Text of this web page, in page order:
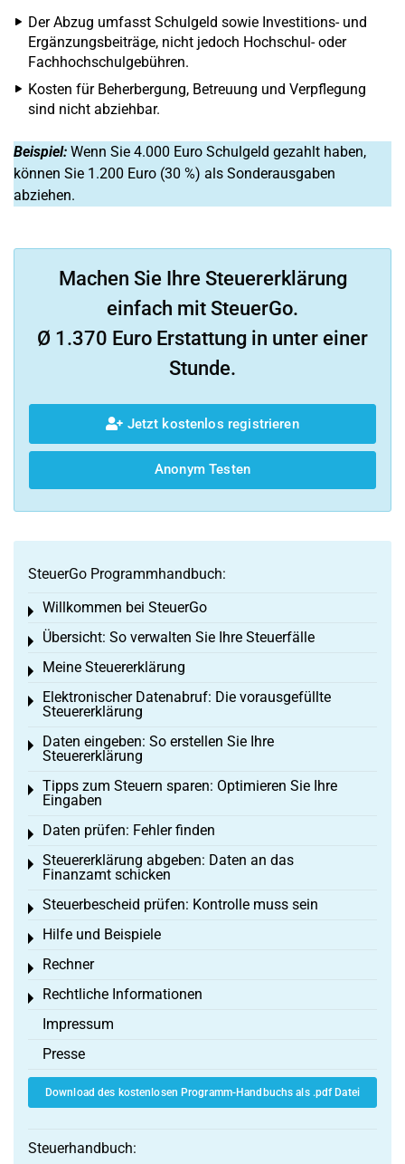
Der Abzug umfasst Schulgeld sowie Investitions- und
Ergänzungsbeiträge, nicht jedoch Hochschul- oder
Fachhochschulgebühren.
Kosten für Beherbergung, Betreuung und Verpflegung
sind nicht abziehbar.
Beispiel: Wenn Sie 4.000 Euro Schulgeld gezahlt haben,
können Sie 1.200 Euro (30 %) als Sonderausgaben
abziehen.
Machen Sie Ihre Steuererklärung
einfach mit SteuerGo.
Ø 1.370 Euro Erstattung in unter einer
Stunde.
Jetzt kostenlos registrieren
Anonym Testen
SteuerGo Programmhandbuch:
Willkommen bei SteuerGo
Toggle menu
Übersicht: So verwalten Sie Ihre Steuerfälle
Toggle menu
Meine Steuererklärung
Toggle menu
Elektronischer Datenabruf: Die vorausgefüllte
Steuererklärung
Toggle menu
Daten eingeben: So erstellen Sie Ihre
Steuererklärung
Toggle menu
Tipps zum Steuern sparen: Optimieren Sie Ihre
Eingaben
Toggle menu
Daten prüfen: Fehler finden
Toggle menu
Steuererklärung abgeben: Daten an das
Finanzamt schicken
Toggle menu
Steuerbescheid prüfen: Kontrolle muss sein
Toggle menu
Hilfe und Beispiele
Toggle menu
Rechner
Toggle menu
Rechtliche Informationen
Toggle menu
Impressum
Presse
Download des kostenlosen Programm-Handbuchs als .pdf Datei
Steuerhandbuch: